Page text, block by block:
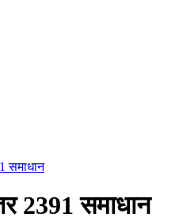
समाधान
2391 समाधान